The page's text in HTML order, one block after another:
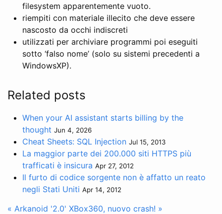
filesystem apparentemente vuoto.
riempiti con materiale illecito che deve essere
nascosto da occhi indiscreti
utilizzati per archiviare programmi poi eseguiti
sotto ‘falso nome’ (solo su sistemi precedenti a
WindowsXP).
Related posts
When your AI assistant starts billing by the
thought Jun 4, 2026
Cheat Sheets: SQL Injection Jul 15, 2013
La maggior parte dei 200.000 siti HTTPS più
trafficati è insicura Apr 27, 2012
Il furto di codice sorgente non è affatto un reato
negli Stati Uniti Apr 14, 2012
« Arkanoid '2.0' XBox360, nuovo crash! »